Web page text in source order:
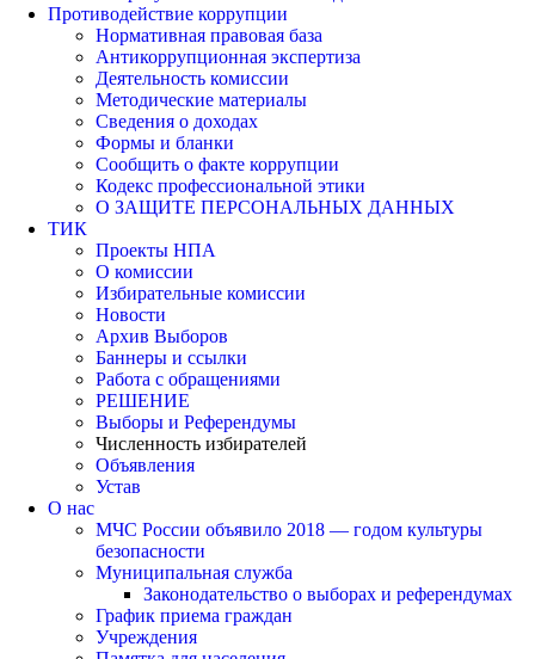
Противодействие коррупции
Нормативная правовая база
Антикоррупционная экспертиза
Деятельность комиссии
Методические материалы
Сведения о доходах
Формы и бланки
Сообщить о факте коррупции
Кодекс профессиональной этики
О ЗАЩИТЕ ПЕРСОНАЛЬНЫХ ДАННЫХ
ТИК
Проекты НПА
О комиссии
Избирательные комиссии
Новости
Архив Выборов
Баннеры и ссылки
Работа с обращениями
РЕШЕНИЕ
Выборы и Референдумы
Численность избирателей
Объявления
Устав
О нас
МЧС России объявило 2018 — годом культуры
безопасности
Муниципальная служба
Законодательство о выборах и референдумах
График приема граждан
Учреждения